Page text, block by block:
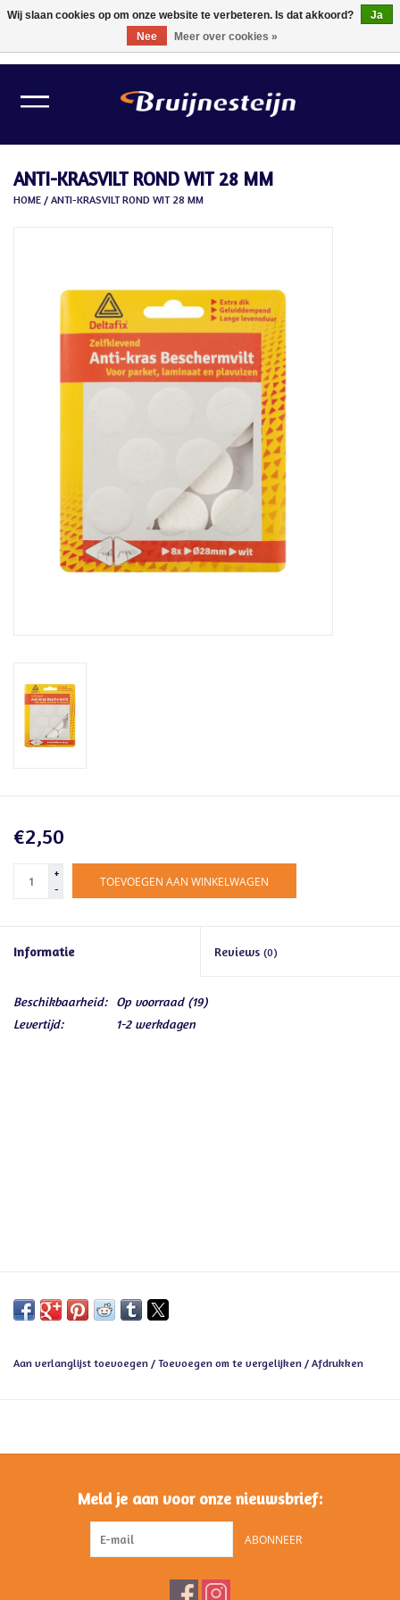
Verlichting
Gereedschappen
Meubelvilt
ANTI-KRASVILT ROND WIT 28 MM
HOME / ANTI-KRASVILT ROND WIT 28 MM
€2,50
+
-
TOEVOEGEN AAN WINKELWAGEN
Informatie Reviews (0)
Beschikbaarheid: Op voorraad(19)
Levertijd:
1-2 werkdagen
Aan verlanglijst toevoegen / Toevoegen om te vergelijken / Afdrukken
Meld je aan voor onze nieuwsbrief:
ABONNEER
Wij slaan cookies op om onze website te verbeteren. Is dat akkoord?
Ja
Nee
Meer over cookies »